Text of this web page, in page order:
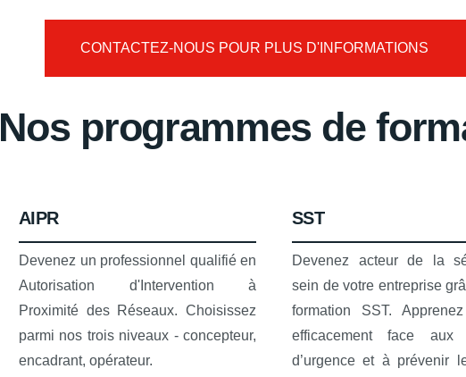
CONTACTEZ-NOUS POUR PLUS D'INFORMATIONS
Nos programmes de
AIPR
Devenez un professionnel qualifié en
Autorisation d'Intervention à
Proximité des Réseaux. Choisissez
parmi nos trois niveaux - concepteur,
encadrant, opérateur.
SST
Devenez acteur de la
sein de votre entreprise
formation SST.
efficacement face aux
d’urgence et à prévenir